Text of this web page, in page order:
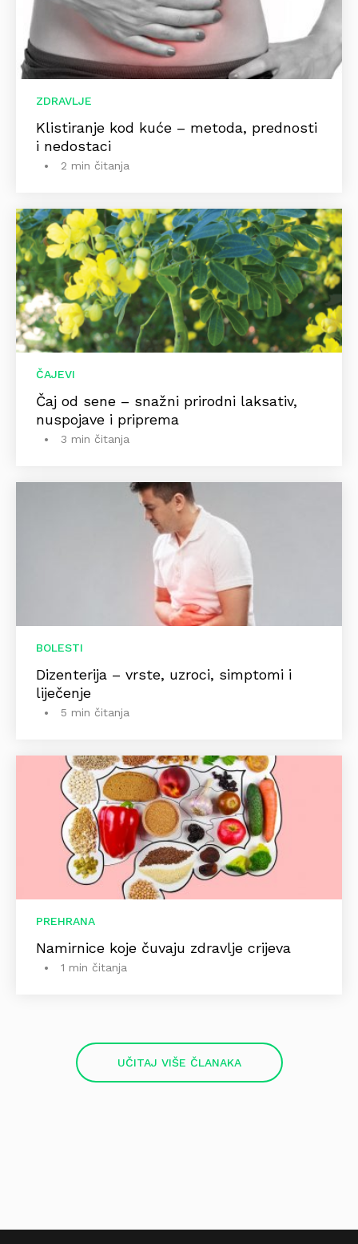
ZDRAVLJE
Klistiranje kod kuće – metoda, prednosti
i nedostaci
2 min čitanja
ČAJEVI
Čaj od sene – snažni prirodni laksativ,
nuspojave i priprema
3 min čitanja
BOLESTI
Dizenterija – vrste, uzroci, simptomi i
liječenje
5 min čitanja
PREHRANA
Namirnice koje čuvaju zdravlje crijeva
1 min čitanja
UČITAJ VIŠE ČLANAKA